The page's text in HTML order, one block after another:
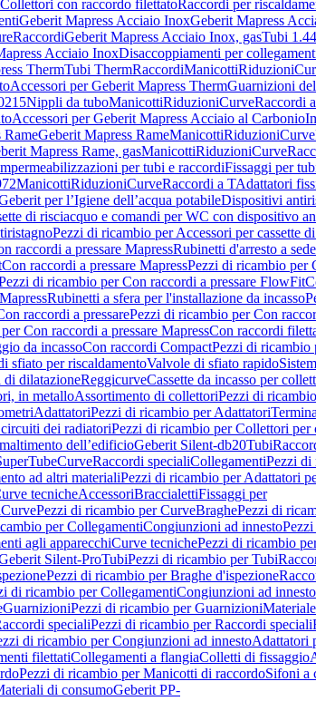
Collettori con raccordo filettatoRaccordi per
Geberit Mapress Acciaio InoxGeberit Mapress
RaccordiGeberit Mapress Acciaio Inox, gasTubi
Acciaio InoxDisaccoppiamenti per
ThermTubi ThermRaccordiManicottiRiduzioni
Accessori per Geberit Mapress ThermGuarnizioni
Nippli da tuboManicottiRiduzioniCurveRaccordi
Accessori per Geberit Mapress Acciaio al Carbonio
RameGeberit Mapress RameManicottiRiduzioniCurve
Mapress Rame, gasManicottiRiduzioniCurve
per tubi e raccordiFissaggi per
ManicottiRiduzioniCurveRaccordi a TAdattatori
per l’Igiene dell’acqua potabileDispositivi
di risciacquo e comandi per WC con dispositivo
Pezzi di ricambio per Accessori per cassette
raccordi a pressare MapressRubinetti d'arresto a
Con raccordi a pressare MapressPezzi di ricambio per
di ricambio per Con raccordi a pressare FlowFit
Rubinetti a sfera per l'installazione da incasso
raccordi a pressarePezzi di ricambio per Con
Con raccordi a pressare MapressCon raccordi
da incassoCon raccordi CompactPezzi di ricambio
sfiato per riscaldamentoValvole di sfiato rapido
dilatazioneReggicurveCassette da incasso per
in metalloAssortimento di collettoriPezzi di
AdattatoriPezzi di ricambio per Adattatori
dei radiatoriPezzi di ricambio per Collettori per
dell’edificioGeberit Silent-db20Tubi
CurveRaccordi specialiCollegamentiPezzi di
ad altri materialiPezzi di ricambio per Adattatori
tecnicheAccessoriBraccialettiFissaggi per
CurvePezzi di ricambio per CurveBraghePezzi di
per CollegamentiCongiunzioni ad innesto
agli apparecchiCurve tecnichePezzi di ricambio
Silent-ProTubiPezzi di ricambio per Tubi
Pezzi di ricambio per Braghe d'ispezione
di ricambio per CollegamentiCongiunzioni ad innesto
GuarnizioniPezzi di ricambio per Guarnizioni
specialiPezzi di ricambio per Raccordi speciali
di ricambio per Congiunzioni ad innestoAdattatori
filettatiCollegamenti a flangiaColletti di fissaggio
Pezzi di ricambio per Manicotti di raccordoSifoni a
di consumoGeberit PP-